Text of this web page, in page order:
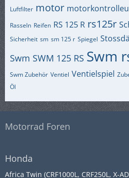
Luftfilter motor
Rasseln Reifen RS 125 R rs125r
Sicherheit sm sm 125 r Spiegel
Swm SWM 125 RS Swm
Swm Zubehör Ventiel Ventielspiel
Öl
Motorrad Foren
Honda
Africa Twin (CRF1000L, CRF250L, X-